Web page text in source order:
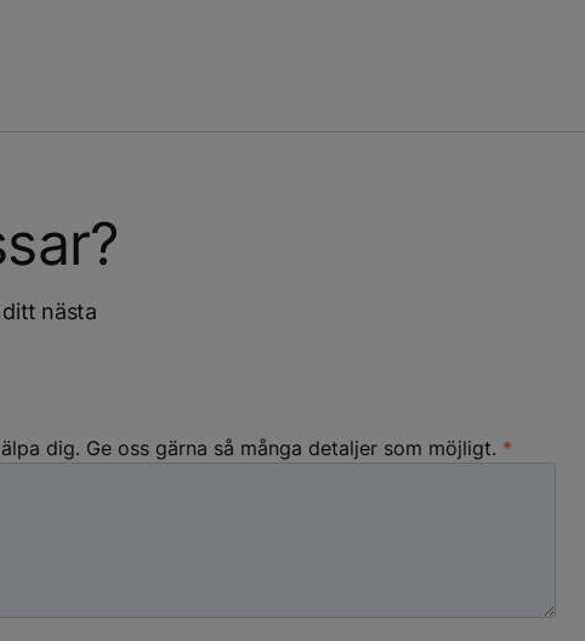
nästa
dig. Ge oss gärna så många detaljer som möjligt.